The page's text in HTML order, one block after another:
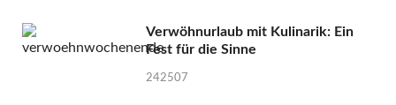
Verwöhnurlaub mit Kulinarik: Ein
Fest für die Sinne
242507